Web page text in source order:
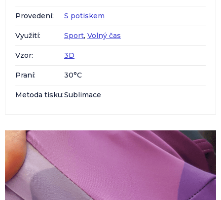
Provedení: S potiskem
Využití: Sport, Volný čas
Vzor: 3D
Praní: 30°C
Metoda tisku:Sublimace